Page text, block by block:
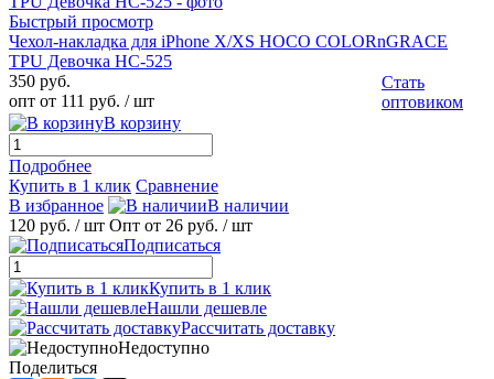
Быстрый просмотр
Чехол-накладка для iPhone X/XS HOCO COLORnGRACE
TPU Девочка HC-525
350 руб.
опт от 111 руб. / шт
Стать
оптовиком
В корзину
Подробнее
Купить в 1 клик Сравнение
В избранное
В наличии
120 руб. / шт Опт от 26 руб. / шт
Подписаться
Купить в 1 клик
Нашли дешевле
Рассчитать доставку
Недоступно
Поделиться